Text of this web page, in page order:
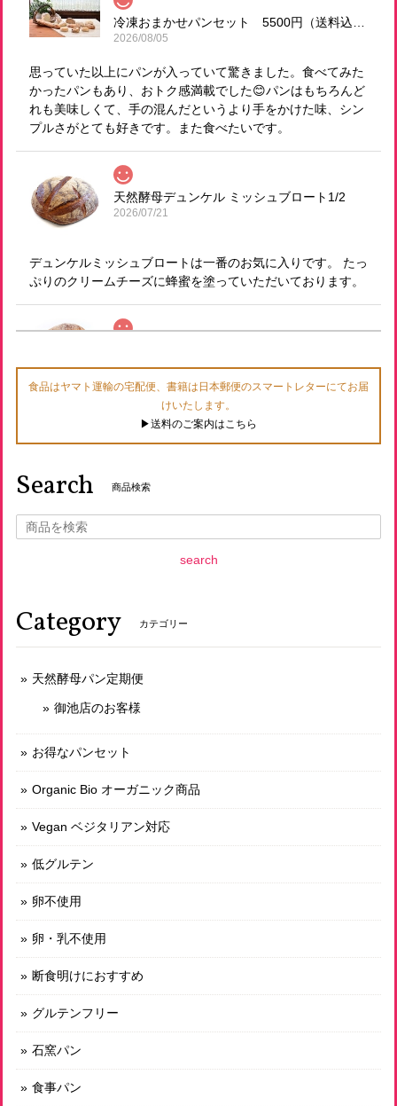
2026/08/05
思っていた以上にパンが入っていて驚きました。食べてみた
かったパンもあり、おトク感満載でした😊パンはもちろんど
れも美味しくて、手の混んだというより手をかけた味、シン
プルさがとても好きです。また食べたいです。
天然酵母デュンケル ミッシュブロート1/2
2026/07/21
デュンケルミッシュブロートは一番のお気に入りです。 たっ
ぷりのクリームチーズに蜂蜜を塗っていただいております。
2026/07/21
以前定期で購入していた際セットに入っていてとても美味し
発芽玄米シリーズは食感と風味が大好きなシリーズで 月一回
2026/07/17
いつもの低グルテンのを購入したいのですが、この蒸し暑さ
有機スペルト小麦のみ使用 古代小麦パべ小
回初めて購入しました。そのまま何もつけずに食べても美味
軽くトーストしていただき、大変贅沢な時間を過ごすことが
を作っていただいていることに感謝です。
素敵なコメントをいただき、本当にありがとう
ございます😊！ 貴重な、100%自然栽培の古代
小麦を苦労して手に入れていまして大変励みに
なります。 今後も頑張ってまいります。
食品はヤマト運輸の宅配便、書籍は日本郵便のスマートレターにてお届
けいたします。
▶︎送料のご案内はこちら
Search 商品検索
search
Category カテゴリー
天然酵母パン定期便
御池店のお客様
お得なパンセット
Organic Bio オーガニック商品
Vegan ベジタリアン対応
低グルテン
卵不使用
卵・乳不使用
断食明けにおすすめ
グルテンフリー
石窯パン
食事パン